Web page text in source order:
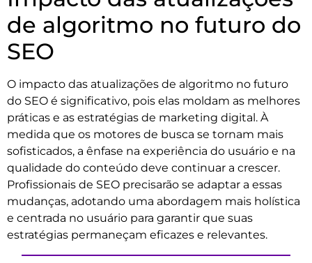
de algoritmo no futuro do
SEO
O impacto das atualizações de algoritmo no futuro
do SEO é significativo, pois elas moldam as melhores
práticas e as estratégias de marketing digital. À
medida que os motores de busca se tornam mais
sofisticados, a ênfase na experiência do usuário e na
qualidade do conteúdo deve continuar a crescer.
Profissionais de SEO precisarão se adaptar a essas
mudanças, adotando uma abordagem mais holística
e centrada no usuário para garantir que suas
estratégias permaneçam eficazes e relevantes.